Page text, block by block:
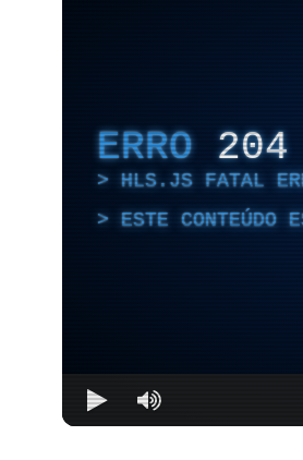
ERRO 204
HLS.JS FATAL
ESTE CONTEÚDO